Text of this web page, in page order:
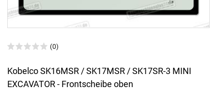
(0)
Kobelco SK16MSR / SK17MSR / SK17SR-3 MINI
EXCAVATOR - Frontscheibe oben